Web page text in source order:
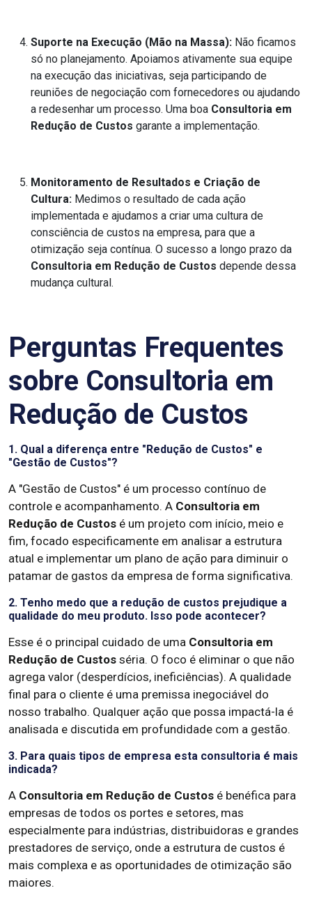
Suporte na Execução (Mão na Massa): Não ficamos
só no planejamento. Apoiamos ativamente sua equipe
na execução das iniciativas, seja participando de
reuniões de negociação com fornecedores ou ajudando
a redesenhar um processo. Uma boa Consultoria em
Redução de Custos garante a implementação.
Monitoramento de Resultados e Criação de
Cultura: Medimos o resultado de cada ação
implementada e ajudamos a criar uma cultura de
consciência de custos na empresa, para que a
otimização seja contínua. O sucesso a longo prazo da
Consultoria em Redução de Custos depende dessa
mudança cultural.
Perguntas Frequentes
sobre Consultoria em
Redução de Custos
1. Qual a diferença entre "Redução de Custos" e
"Gestão de Custos"?
A "Gestão de Custos" é um processo contínuo de
controle e acompanhamento. A Consultoria em
Redução de Custos é um projeto com início, meio e
fim, focado especificamente em analisar a estrutura
atual e implementar um plano de ação para diminuir o
patamar de gastos da empresa de forma significativa.
2. Tenho medo que a redução de custos prejudique a
qualidade do meu produto. Isso pode acontecer?
Esse é o principal cuidado de uma Consultoria em
Redução de Custos séria. O foco é eliminar o que não
agrega valor (desperdícios, ineficiências). A qualidade
final para o cliente é uma premissa inegociável do
nosso trabalho. Qualquer ação que possa impactá-la é
analisada e discutida em profundidade com a gestão.
3. Para quais tipos de empresa esta consultoria é mais
indicada?
A Consultoria em Redução de Custos é benéfica para
empresas de todos os portes e setores, mas
especialmente para indústrias, distribuidoras e grandes
prestadores de serviço, onde a estrutura de custos é
mais complexa e as oportunidades de otimização são
maiores.